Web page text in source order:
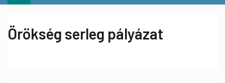
Örökség serleg pályázat